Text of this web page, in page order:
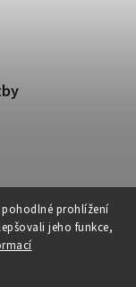
prohlížení
jeho funkce,
práva vyhrazena.